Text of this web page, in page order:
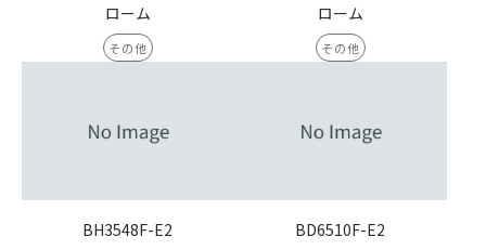
ローム
その他
ローム
その他
BH3548F-E2
BD6510F-E2